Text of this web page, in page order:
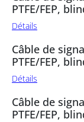
PTFE/FEP,
Détails
Câble de
PTFE/FEP,
Détails
Câble de
PTFE/FEP,